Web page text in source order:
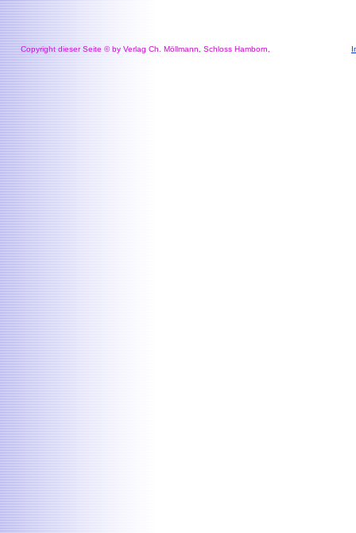
Copyright dieser Seite © by Verlag Ch. Möllmann, Schloss Hamborn,